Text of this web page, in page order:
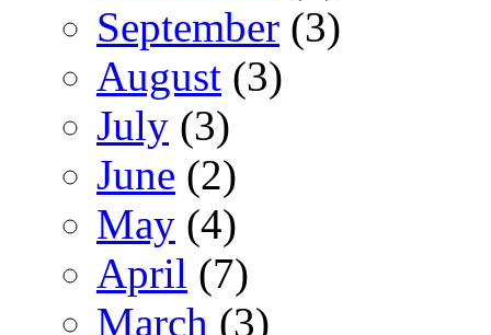
September (3)
August (3)
July (3)
June (2)
May (4)
April (7)
March (3)